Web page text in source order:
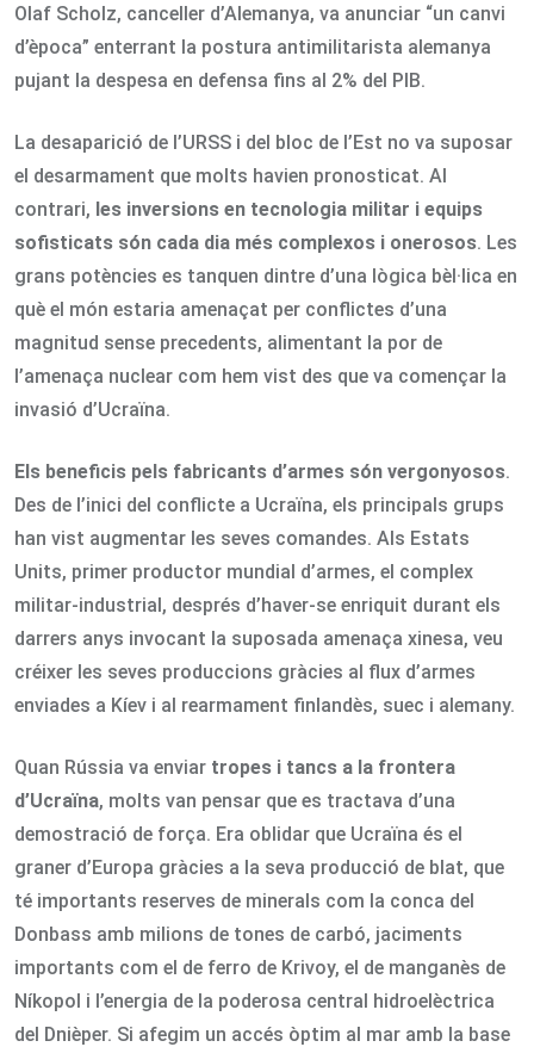
Olaf Scholz, canceller d’Alemanya, va anunciar “un canvi
d’època” enterrant la postura antimilitarista alemanya
pujant la despesa en defensa fins al 2% del PIB.
La desaparició de l’URSS i del bloc de l’Est no va suposar
el desarmament que molts havien pronosticat. Al
contrari, les inversions en tecnologia militar i equips
sofisticats són cada dia més complexos i onerosos. Les
grans potències es tanquen dintre d’una lògica bèl·lica en
què el món estaria amenaçat per conflictes d’una
magnitud sense precedents, alimentant la por de
l’amenaça nuclear com hem vist des que va començar la
invasió d’Ucraïna.
Els beneficis pels fabricants d’armes són vergonyosos.
Des de l’inici del conflicte a Ucraïna, els principals grups
han vist augmentar les seves comandes. Als Estats
Units, primer productor mundial d’armes, el complex
militar-industrial, després d’haver-se enriquit durant els
darrers anys invocant la suposada amenaça xinesa, veu
créixer les seves produccions gràcies al flux d’armes
enviades a Kíev i al rearmament finlandès, suec i alemany.
Quan Rússia va enviar tropes i tancs a la frontera
d’Ucraïna, molts van pensar que es tractava d’una
demostració de força. Era oblidar que Ucraïna és el
graner d’Europa gràcies a la seva producció de blat, que
té importants reserves de minerals com la conca del
Donbass amb milions de tones de carbó, jaciments
importants com el de ferro de Krivoy, el de manganès de
Níkopol i l’energia de la poderosa central hidroelèctrica
del Dnièper. Si afegim un accés òptim al mar amb la base